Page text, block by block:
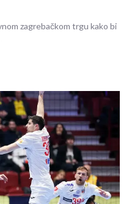
zagrebačkom trgu kako bi